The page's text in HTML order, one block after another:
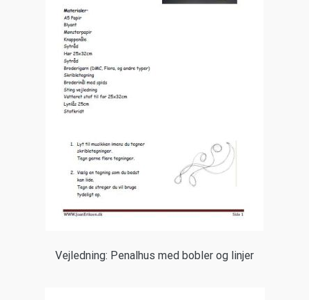
Vejledning: Penalhus med bobler og linjer